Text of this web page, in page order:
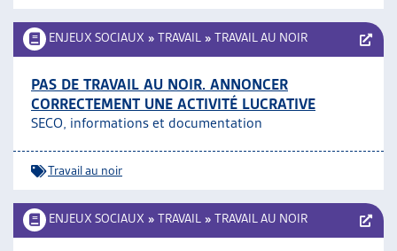
ENJEUX SOCIAUX » TRAVAIL » TRAVAIL AU NOIR
PAS DE TRAVAIL AU NOIR. ANNONCER
CORRECTEMENT UNE ACTIVITÉ LUCRATIVE
SECO, informations et documentation
Travail au noir
ENJEUX SOCIAUX » TRAVAIL » TRAVAIL AU NOIR